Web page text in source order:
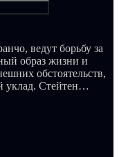
ведут борьбу за
образ жизни и
обстоятельств,
Стейтен
близкая